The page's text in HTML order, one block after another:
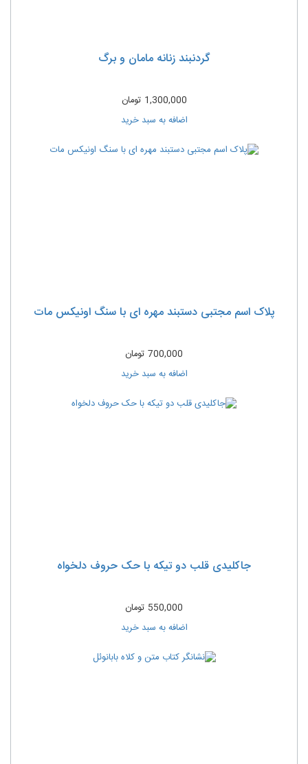
گردنبند زنانه مامان و برگ
1,300,000 تومان
اضافه به سبد خرید
پلاک اسم مجتبی دستبند مهره ای با سنگ اونیکس مات
700,000 تومان
اضافه به سبد خرید
جاکلیدی قلب دو تیکه با حک حروف دلخواه
550,000 تومان
اضافه به سبد خرید